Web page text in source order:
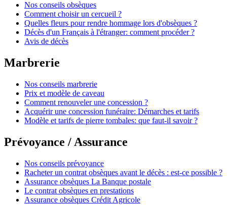
Nos conseils obsèques
Comment choisir un cercueil ?
Quelles fleurs pour rendre hommage lors d'obsèques ?
Décès d'un Français à l'étranger: comment procéder ?
Avis de décès
Marbrerie
Nos conseils marbrerie
Prix et modèle de caveau
Comment renouveler une concession ?
Acquérir une concession funéraire: Démarches et tarifs
Modèle et tarifs de pierre tombales: que faut-il savoir ?
Prévoyance / Assurance
Nos conseils prévoyance
Racheter un contrat obsèques avant le décès : est-ce possible ?
Assurance obsèques La Banque postale
Le contrat obsèques en prestations
Assurance obsèques Crédit Agricole